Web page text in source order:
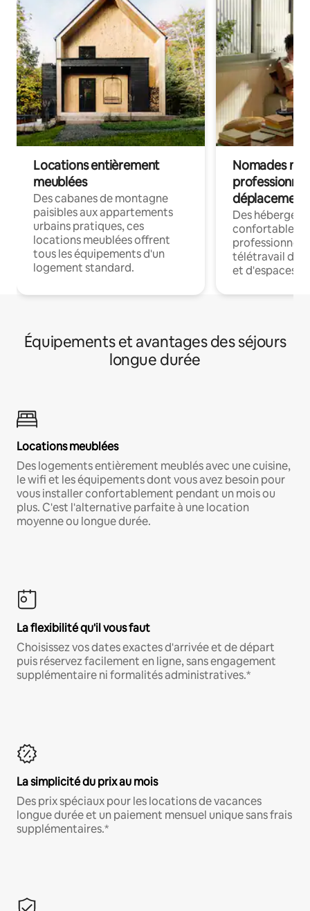
Locations entièrement
meublées
Des cabanes de montagne
paisibles aux appartements
urbains pratiques, ces
locations meublées offrent
tous les équipements d'un
logement standard.
Nomades
déplacement
Des
confortables
professionnels
télétravail
et d'espaces
Équipements et avantages des séjours
longue durée
Locations meublées
Des logements entièrement meublés avec une cuisine,
le wifi et les équipements dont vous avez besoin pour
vous installer confortablement pendant un mois ou
plus. C'est l'alternative parfaite à une location
moyenne ou longue durée.
La flexibilité qu'il vous faut
Choisissez vos dates exactes d'arrivée et de départ
puis réservez facilement en ligne, sans engagement
supplémentaire ni formalités administratives.*
La simplicité du prix au mois
Des prix spéciaux pour les locations de vacances
longue durée et un paiement mensuel unique sans frais
supplémentaires.*